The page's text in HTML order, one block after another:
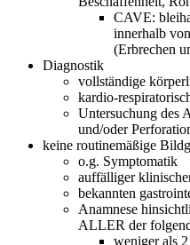
CAVE:
innerhalb
(Erbrechen
Diagnostik
vollständige
kardio-
Untersuchung des
und/oder
keine routinemäßige
o.g. Symptomatik
auffälliger
bekannten
Anamnese
ALLER der
weniger als